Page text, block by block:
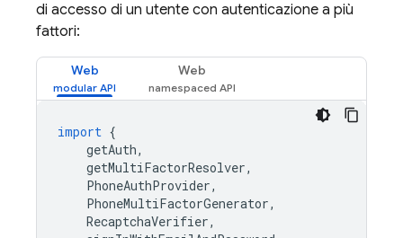
di accesso di un utente con autenticazione a più
fattori:
Web Web
import {
getAuth,
getMultiFactorResolver,
PhoneAuthProvider,
PhoneMultiFactorGenerator,
RecaptchaVerifier,